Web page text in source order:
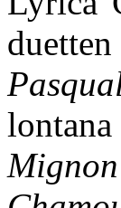
Mignon